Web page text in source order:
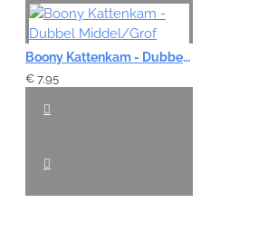
Boony Kattenkam - Dubbel Middel/Grof
€ 7,95